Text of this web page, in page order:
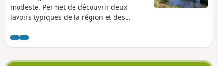
modeste. Permet de découvrir deux
lavoirs typiques de la région et des
ainsi que la résurgence de la
Somptueuse.